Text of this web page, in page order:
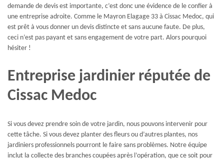
demande de devis est importante, c’est donc une évidence de le confier à
une entreprise adroite. Comme le Mayron Elagage 33 à Cissac Medoc, qui
est prêt à vous donner un devis distincte et sans aucune faute. De plus,
ceci n’est pas payant et sans engagement de votre part. Alors pourquoi
hésiter !
Entreprise jardinier réputée de
Cissac Medoc
Si vous devez prendre soin de votre jardin, nous pouvons intervenir pour
cette tâche. Si vous devez planter des fleurs ou d’autres plantes, nos
jardiniers professionnels pourront le faire sans problèmes. Notre équipe
inclut la collecte des branches coupées après l’opération, que ce soit pour